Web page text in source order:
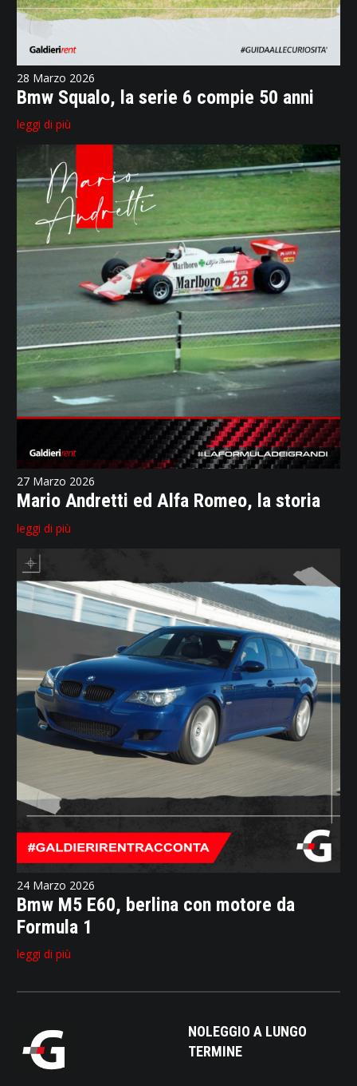
28 Marzo 2026
Bmw Squalo, la serie 6 compie 50 anni
leggi di più
27 Marzo 2026
Mario Andretti ed Alfa Romeo, la storia
leggi di più
24 Marzo 2026
Bmw M5 E60, berlina con motore da
Formula 1
leggi di più
NOLEGGIO A LUNGO
TERMINE